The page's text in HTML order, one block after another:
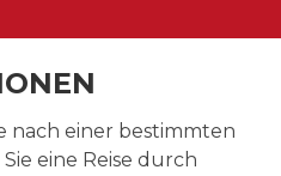
nach einer bestimmten
eine Reise durch